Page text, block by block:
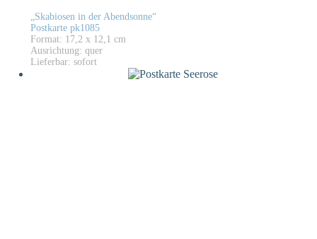
„Skabiosen in der Abendsonne“
Postkarte pk1085
Format: 17,2 x 12,1 cm
Ausrichtung: quer
Lieferbar: sofort